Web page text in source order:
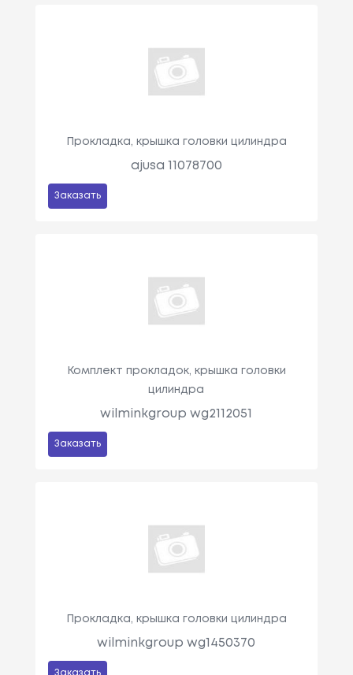
Прокладка, крышка головки цилиндра
ajusa 11078700
Заказать
Комплект прокладок, крышка головки
цилиндра
wilminkgroup wg2112051
Заказать
Прокладка, крышка головки цилиндра
wilminkgroup wg1450370
Заказать